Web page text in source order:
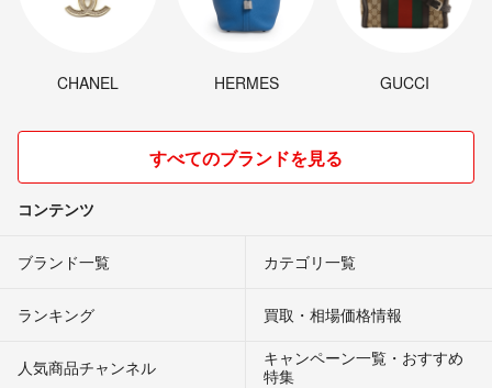
CHANEL HERMES GUCCI
すべてのブランドを見る
コンテンツ
ブランド一覧 カテゴリ一覧
ランキング 買取・相場価格情報
人気商品チャンネル
キャンペーン一覧・おすすめ
特集